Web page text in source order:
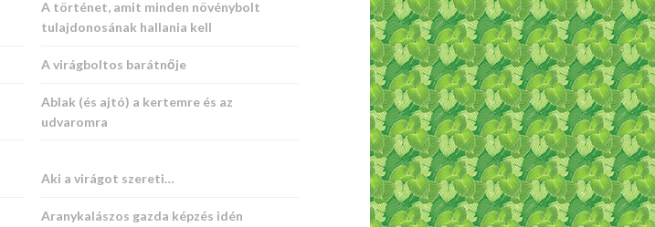
A történet, amit minden növénybolt
tulajdonosának hallania kell
A virágboltos barátnője
Ablak (és ajtó) a kertemre és az
udvaromra
Aki a virágot szereti…
Aranykalászos gazda képzés idén